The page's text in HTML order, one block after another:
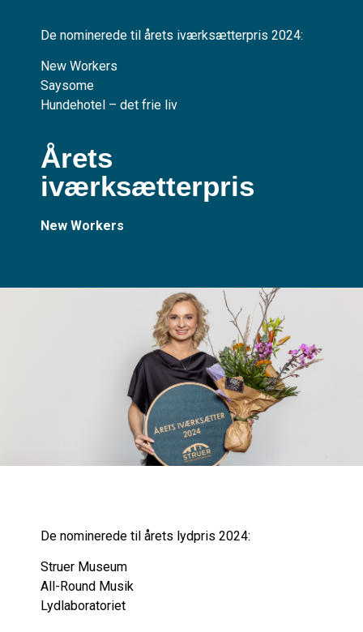
De nominerede til årets iværksætterpris 2024:
New Workers
Saysome
Hundehotel – det frie liv
Årets
iværksætterpris
New Workers
De nominerede til årets lydpris 2024:
Struer Museum
All-Round Musik
Lydlaboratoriet